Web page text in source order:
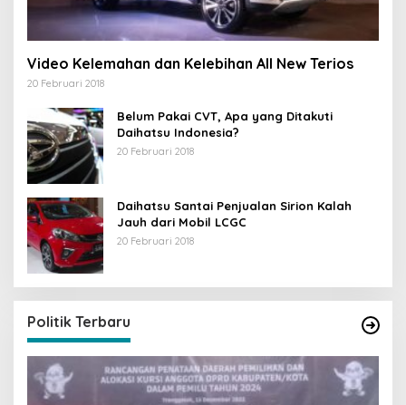
Video Kelemahan dan Kelebihan All New Terios
20 Februari 2018
Belum Pakai CVT, Apa yang Ditakuti
Daihatsu Indonesia?
20 Februari 2018
Daihatsu Santai Penjualan Sirion Kalah
Jauh dari Mobil LCGC
20 Februari 2018
Politik Terbaru